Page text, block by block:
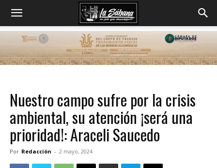
Nuestro campo sufre por la crisis
ambiental, su atención ¡será una
prioridad!: Araceli Saucedo
Por Redacción - 2 mayo, 2024